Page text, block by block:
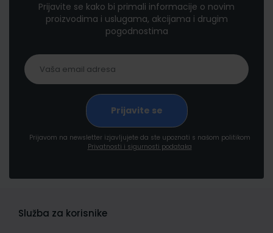
Prijavite se kako bi primali informacije o novim
proizvodima i uslugama, akcijama i drugim
pogodnostima
Prijavom na newsletter izjavljujete da ste upoznati s našom politikom
Privatnosti i sigurnosti podataka
Služba za korisnike